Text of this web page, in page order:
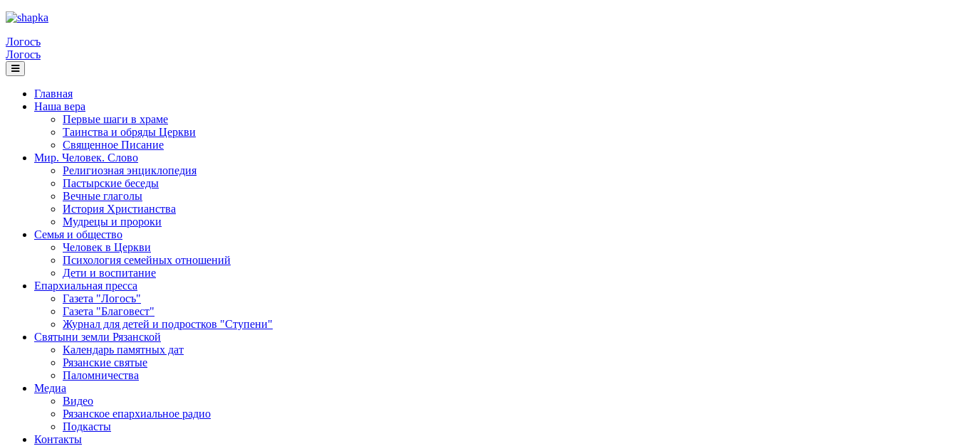
Логосъ
Логосъ
Главная
Наша вера
Первые шаги в храме
Таинства и обряды Церкви
Священное Писание
Мир. Человек. Слово
Религиозная энциклопедия
Пастырские беседы
Вечные глаголы
История Христианства
Мудрецы и пророки
Семья и общество
Человек в Церкви
Психология семейных отношений
Дети и воспитание
Епархиальная пресса
Газета "Логосъ"
Газета "Благовест"
Журнал для детей и подростков "Ступени"
Святыни земли Рязанской
Календарь памятных дат
Рязанские святые
Паломничества
Медиа
Видео
Рязанское епархиальное радио
Подкасты
Контакты